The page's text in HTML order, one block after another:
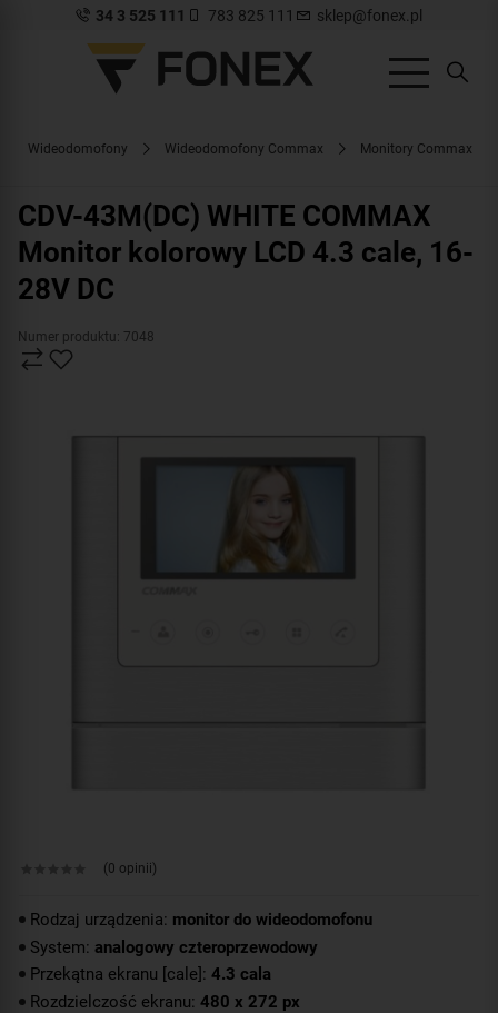
34 3 525 111 783 825 111 sklep@fonex.pl
Wideodomofony Wideodomofony Commax Monitory Commax
CDV-43M(DC) WHITE COMMAX
Monitor kolorowy LCD 4.3 cale, 16-
28V DC
Numer produktu: 7048
(0 opinii)
Rodzaj urządzenia: monitor do wideodomofonu
System: analogowy czteroprzewodowy
Przekątna ekranu [cale]: 4.3 cala
Rozdzielczość ekranu: 480 x 272 px